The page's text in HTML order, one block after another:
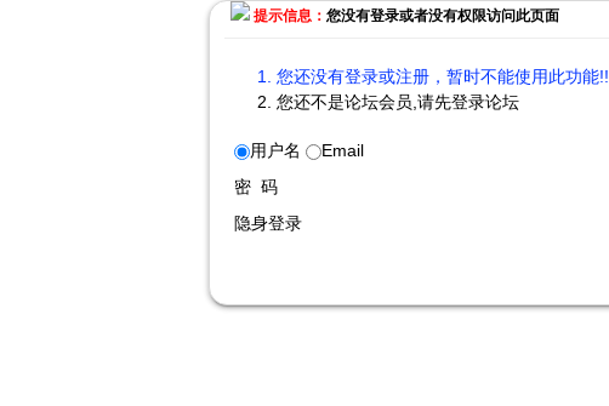
提示信息： 您没有登录或者没有权限访问此页面
您还没有登录或注册，暂时不能使用此功能!!
您还不是论坛会员,请先登录论坛
用户名
Email
密 码
隐身登录